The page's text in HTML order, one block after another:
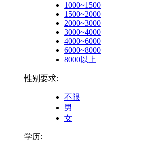
1000~1500
1500~2000
2000~3000
3000~4000
4000~6000
6000~8000
8000以上
性别要求:
不限
男
女
学历: